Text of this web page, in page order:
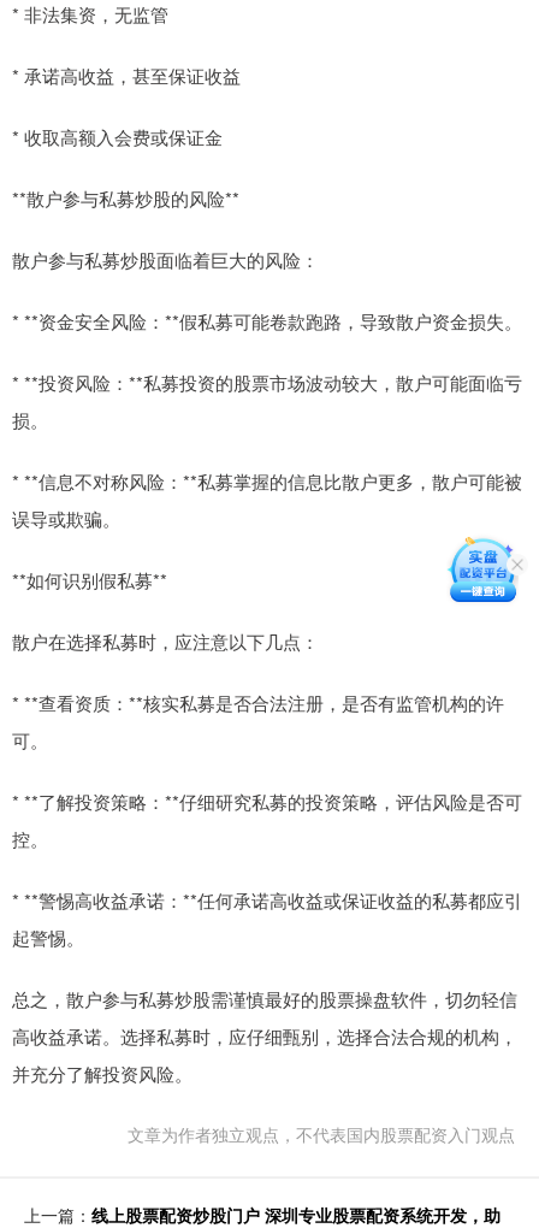
* 非法集资，无监管
* 承诺高收益，甚至保证收益
* 收取高额入会费或保证金
**散户参与私募炒股的风险**
散户参与私募炒股面临着巨大的风险：
* **资金安全风险：**假私募可能卷款跑路，导致散户资金损失。
* **投资风险：**私募投资的股票市场波动较大，散户可能面临亏
损。
* **信息不对称风险：**私募掌握的信息比散户更多，散户可能被
误导或欺骗。
**如何识别假私募**
散户在选择私募时，应注意以下几点：
* **查看资质：**核实私募是否合法注册，是否有监管机构的许
可。
* **了解投资策略：**仔细研究私募的投资策略，评估风险是否可
控。
* **警惕高收益承诺：**任何承诺高收益或保证收益的私募都应引
起警惕。
总之，散户参与私募炒股需谨慎最好的股票操盘软件，切勿轻信
高收益承诺。选择私募时，应仔细甄别，选择合法合规的机构，
并充分了解投资风险。
文章为作者独立观点，不代表国内股票配资入门观点
上一篇： 线上股票配资炒股门户 深圳专业股票配资系统开发，助